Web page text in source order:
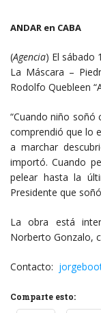
ANDAR en CABA
(Agencia) El sábado
La Máscara –
Rodolfo Quebleen
“Cuando niño soñó
comprendió que lo
a marchar
importó. Cuando
pelear hasta la
Presidente que
La obra está
Norberto Gonzalo,
Contacto:
Comparte esto: